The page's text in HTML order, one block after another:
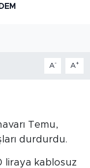
A- A+
Temu,
durdurdu.
liraya kablosuz